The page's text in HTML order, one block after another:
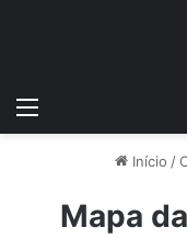
Início /
Mapa